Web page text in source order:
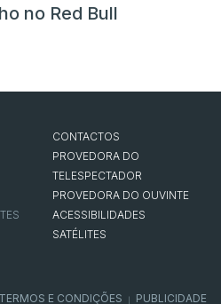
no Red Bull
CONTACTOS
PROVEDORA DO
TELESPECTADOR
PROVEDORA DO OUVINTE
ACESSIBILIDADES
SATÉLITES
TERMOS E CONDIÇÕES PUBLICIDADE